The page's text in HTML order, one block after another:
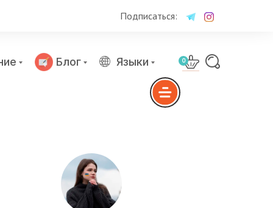
Подписаться:
Блог Языки 0